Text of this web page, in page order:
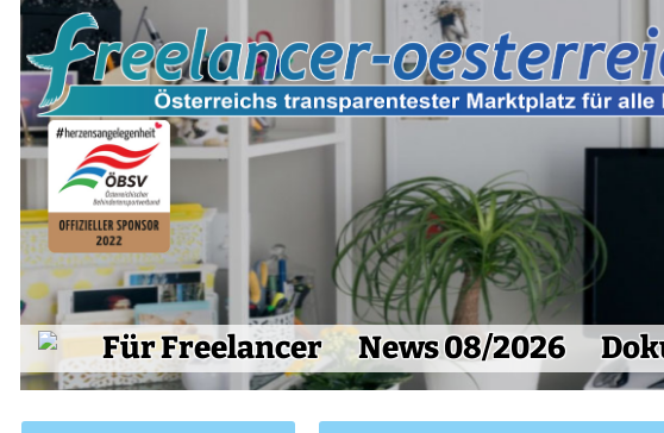
Für Freelancer News 08/2026